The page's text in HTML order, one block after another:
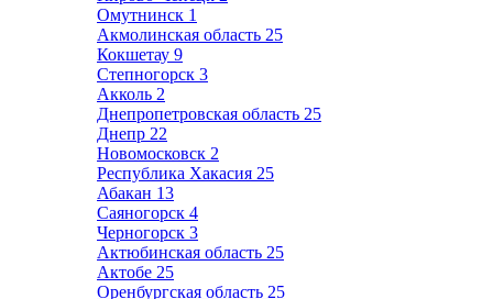
Омутнинск 1
Акмолинская область 25
Кокшетау 9
Степногорск 3
Акколь 2
Днепропетровская область 25
Днепр 22
Новомосковск 2
Республика Хакасия 25
Абакан 13
Саяногорск 4
Черногорск 3
Актюбинская область 25
Актобе 25
Оренбургская область 25